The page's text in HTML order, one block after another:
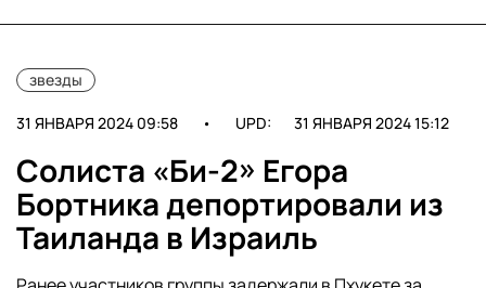
звезды
31 ЯНВАРЯ 2024 09:58 • UPD: 31 ЯНВАРЯ 2024 15:12
Солиста «Би-2» Егора
Бортника депортировали из
Таиланда в Израиль